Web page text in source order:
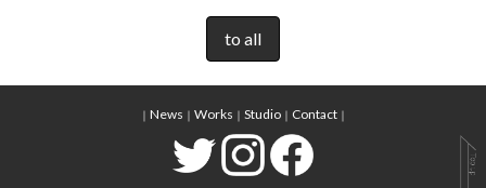
to all
｜ News ｜ Works ｜ Studio｜ Contact｜